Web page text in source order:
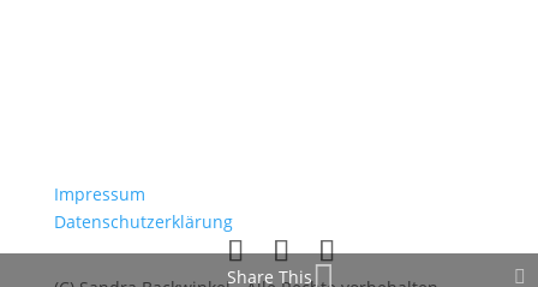
Impressum
Datenschutzerklärung
Share This